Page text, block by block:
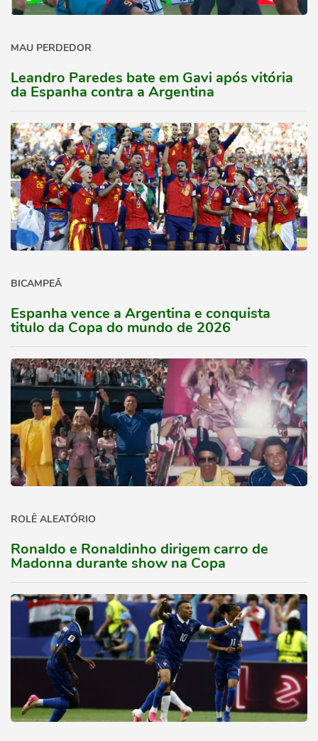
MAU PERDEDOR
Leandro Paredes bate em Gavi após vitória
da Espanha contra a Argentina
BICAMPEÃ
Espanha vence a Argentina e conquista
titulo da Copa do mundo de 2026
ROLÊ ALEATÓRIO
Ronaldo e Ronaldinho dirigem carro de
Madonna durante show na Copa